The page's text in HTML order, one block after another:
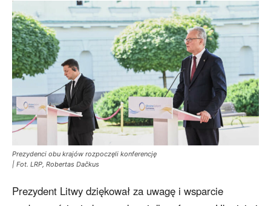
Prezydenci obu krajów rozpoczęli konferencję
| Fot. LRP, Robertas Dačkus
Prezydent Litwy dziękował za uwagę i wsparcie